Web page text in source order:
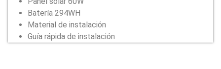
Batería 294WH
Material de instalación
Guía rápida de instalación